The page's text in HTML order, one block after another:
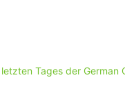
Tages der German